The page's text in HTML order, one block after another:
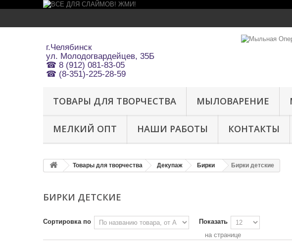
ТОВАРЫ ДЛЯ ТВОРЧЕСТВА МЫЛОВАРЕНИЕ
МЕЛКИЙ ОПТ НАШИ РАБОТЫ КОНТАКТЫ
г.Челябинск
ул. Молодогвардейцев, 35Б
☎ 8 (912) 081-83-05
☎ (8-351)-225-28-59
Товары для творчества Декупаж Бирки Бирки детские
БИРКИ ДЕТСКИЕ
Сортировка по
Показать
на странице